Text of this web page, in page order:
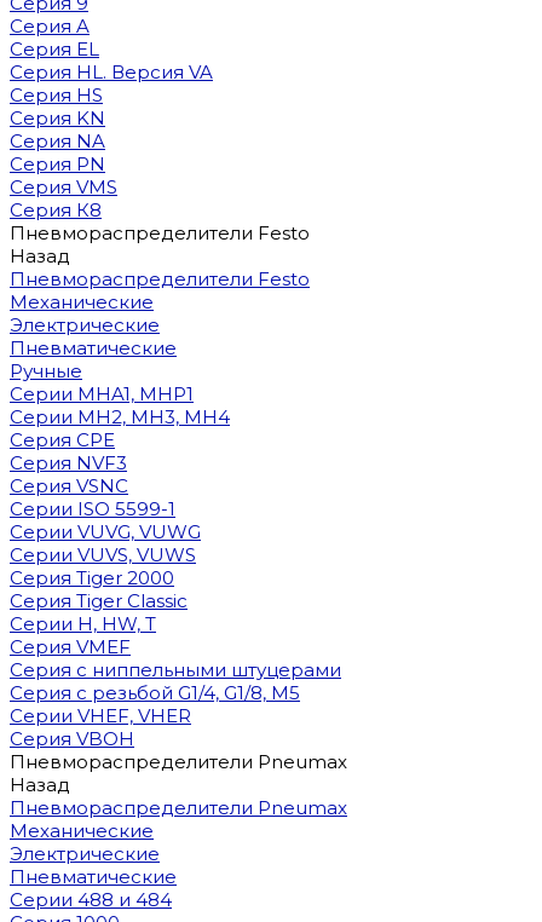
Серия A
Серия EL
Серия HL. Версия VA
Серия HS
Серия KN
Серия NA
Серия PN
Серия VMS
Серия К8
Пневмораспределители Festo
Назад
Пневмораспределители Festo
Механические
Электрические
Пневматические
Ручные
Cерии MHA1, MHP1
Cерии MH2, MH3, MH4
Cерия CPE
Серия NVF3
Серия VSNC
Серии ISO 5599-1
Серии VUVG, VUWG
Серии VUVS, VUWS
Серия Tiger 2000
Серия Tiger Classic
Серии H, HW, T
Серия VMEF
Серия с ниппельными штуцерами
Серия с резьбой G1/4, G1/8, М5
Серии VHEF, VHER
Серия VBOH
Пневмораспределители Pneumax
Назад
Пневмораспределители Pneumax
Механические
Электрические
Пневматические
Серии 488 и 484